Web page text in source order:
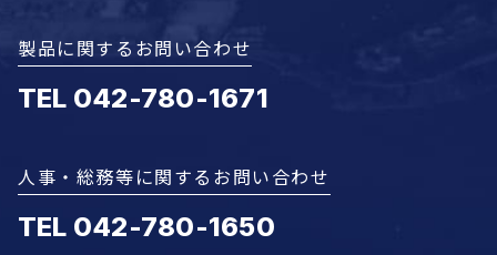
製品に関するお問い合わせ
TEL 042-780-1671
人事・総務等に関するお問い合わせ
TEL 042-780-1650